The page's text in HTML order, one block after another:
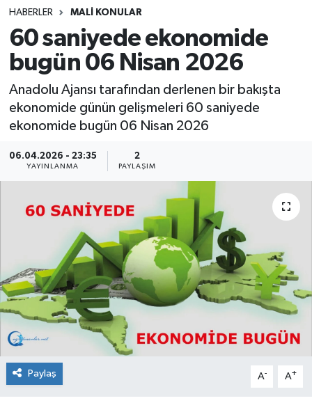
HABERLER MALİ KONULAR
60 saniyede ekonomide
bugün 06 Nisan 2026
Anadolu Ajansı tarafından derlenen bir bakışta
ekonomide günün gelişmeleri 60 saniyede
ekonomide bugün 06 Nisan 2026
06.04.2026 - 23:35
YAYINLANMA
2
PAYLAŞIM
Paylaş A- A+
YARIŞMA/ETKİNLİKLER
ANKET
MEVZUAT/KARARLAR